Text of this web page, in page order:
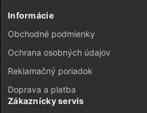
Informácie
Obchodné podmienky
Ochrana osobných údajov
Reklamačný poriadok
Doprava a platba
Zákaznícky servis